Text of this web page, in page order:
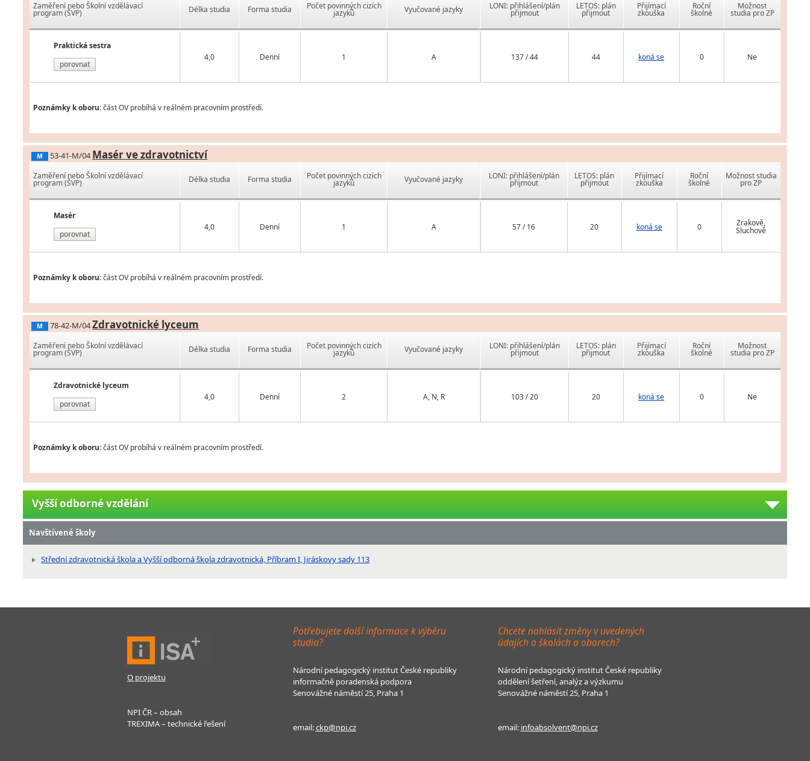
Zaměření nebo Školní vzdělávací
program (ŠVP)
Praktická sestra
porovnat
Délka studia Forma studia Počet povinných cizích
jazyků Vyučované jazyky
4,0 Denní 1 A
LONI: přihlášení/plán
přijmout
LETOS: plán
přijmout
Přijímací
zkouška
Roční
školné
Možnost
studia pro ZP
137 / 44 44 koná se 0 Ne
Poznámky k oboru:část OV probíhá v reálném pracovním prostředí.
M 53-41-M/04 Masér ve zdravotnictví
Zaměření nebo Školní vzdělávací
program (ŠVP)
Masér
porovnat
Délka studia Forma studia Počet povinných cizích
jazyků Vyučované jazyky
4,0 Denní 1 A
LONI: přihlášení/plán
přijmout
LETOS: plán
přijmout
Přijímací
zkouška
Roční
školné
Možnost studia
pro ZP
57 / 16 20 koná se 0 Zrakově,
Sluchově
Poznámky k oboru:část OV probíhá v reálném pracovním prostředí.
M 78-42-M/04Zdravotnické lyceum
Zaměření nebo Školní vzdělávací
program (ŠVP)
Zdravotnické lyceum
porovnat
Délka studia Forma studia Počet povinných cizích
jazyků Vyučované jazyky
4,0 Denní 2 A, N, R
LONI: přihlášení/plán
přijmout
LETOS: plán
přijmout
Přijímací
zkouška
Roční
školné
Možnost
studia pro ZP
103 / 20 20 koná se 0 Ne
Poznámky k oboru:část OV probíhá v reálném pracovním prostředí.
Vyšší odborné vzdělání
Navštívené školy
Střední zdravotnická škola a Vyšší odborná škola zdravotnická, Příbram I, Jiráskovy sady 113
O projektu
NPI ČR – obsah
TREXIMA – technické řešení
Potřebujete další informace k výběru
studia?
Národní pedagogický institut České republiky
informačně poradenská podpora
Senovážné náměstí 25, Praha 1
email:ckp@npi.cz
Chcete nahlásit změny v uvedených
údajích o školách a oborech?
Národní pedagogický institut České republiky
oddělení šetření, analýz a výzkumu
Senovážné náměstí 25, Praha 1
email: infoabsolvent@npi.cz